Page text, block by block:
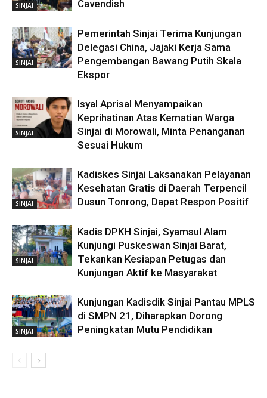
SINJAI Cavendish
SINJAI
Pemerintah Sinjai Terima Kunjungan
Delegasi China, Jajaki Kerja Sama
Pengembangan Bawang Putih Skala
Ekspor
SINJAI
Isyal Aprisal Menyampaikan
Keprihatinan Atas Kematian Warga
Sinjai di Morowali, Minta Penanganan
Sesuai Hukum
SINJAI
Kadiskes Sinjai Laksanakan Pelayanan
Kesehatan Gratis di Daerah Terpencil
Dusun Tonrong, Dapat Respon Positif
SINJAI
Kadis DPKH Sinjai, Syamsul Alam
Kunjungi Puskeswan Sinjai Barat,
Tekankan Kesiapan Petugas dan
Kunjungan Aktif ke Masyarakat
SINJAI
Kunjungan Kadisdik Sinjai Pantau MPLS
di SMPN 21, Diharapkan Dorong
Peningkatan Mutu Pendidikan